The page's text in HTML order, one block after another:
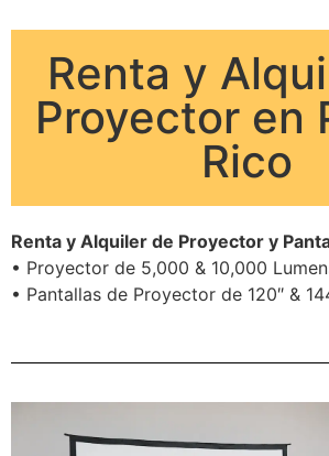
Renta y
Proyector en
Rico
Renta y Alquiler de Proyector y
• Proyector de 5,000 & 10,000
• Pantallas de Proyector de 120″ &